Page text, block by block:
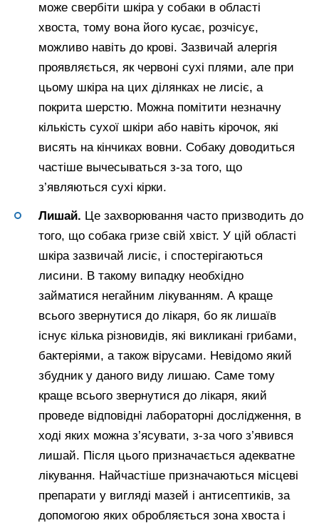
може свербіти шкіра у собаки в області
хвоста, тому вона його кусає, розчісує,
можливо навіть до крові. Зазвичай алергія
проявляється, як червоні сухі плями, але при
цьому шкіра на цих ділянках не лисіє, а
покрита шерстю. Можна помітити незначну
кількість сухої шкіри або навіть кірочок, які
висять на кінчиках вовни. Собаку доводиться
частіше вычесываться з-за того, що
з’являються сухі кірки.
Лишай. Це захворювання часто призводить до
того, що собака гризе свій хвіст. У цій області
шкіра зазвичай лисіє, і спостерігаються
лисини. В такому випадку необхідно
займатися негайним лікуванням. А краще
всього звернутися до лікаря, бо як лишаїв
існує кілька різновидів, які викликані грибами,
бактеріями, а також вірусами. Невідомо який
збудник у даного виду лишаю. Саме тому
краще всього звернутися до лікаря, який
проведе відповідні лабораторні дослідження, в
ході яких можна з’ясувати, з-за чого з’явився
лишай. Після цього призначається адекватне
лікування. Найчастіше призначаються місцеві
препарати у вигляді мазей і антисептиків, за
допомогою яких обробляється зона хвоста і